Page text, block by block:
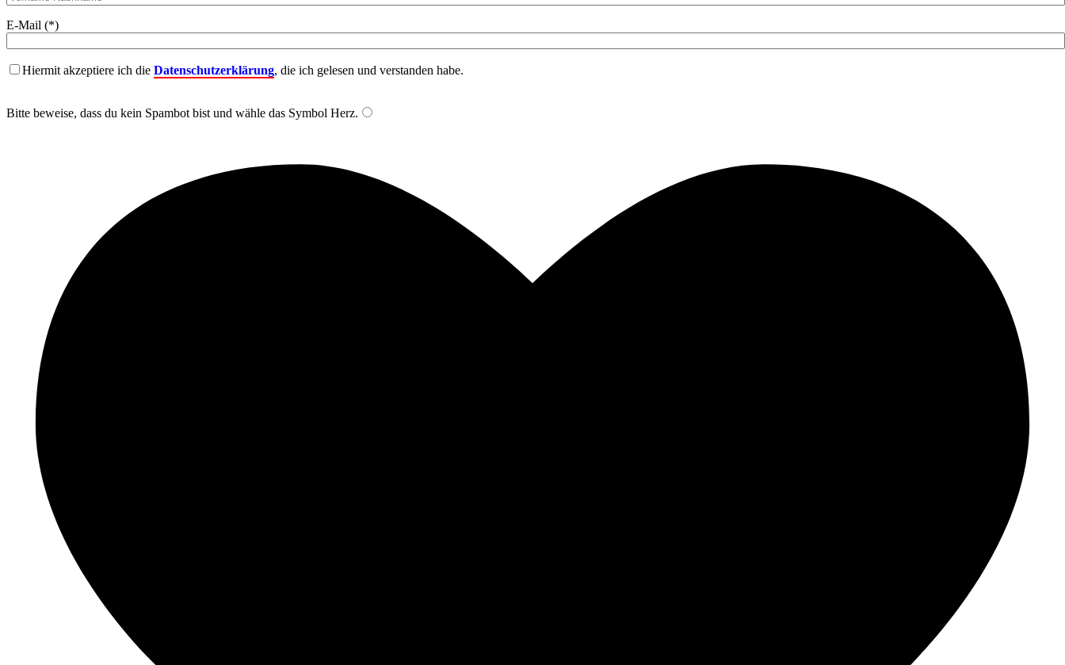
E-Mail (*)
Hiermit akzeptiere ich die Datenschutzerklärung, die ich gelesen und verstanden habe.
Bitte beweise, dass du kein Spambot bist und wähle das Symbol Herz.